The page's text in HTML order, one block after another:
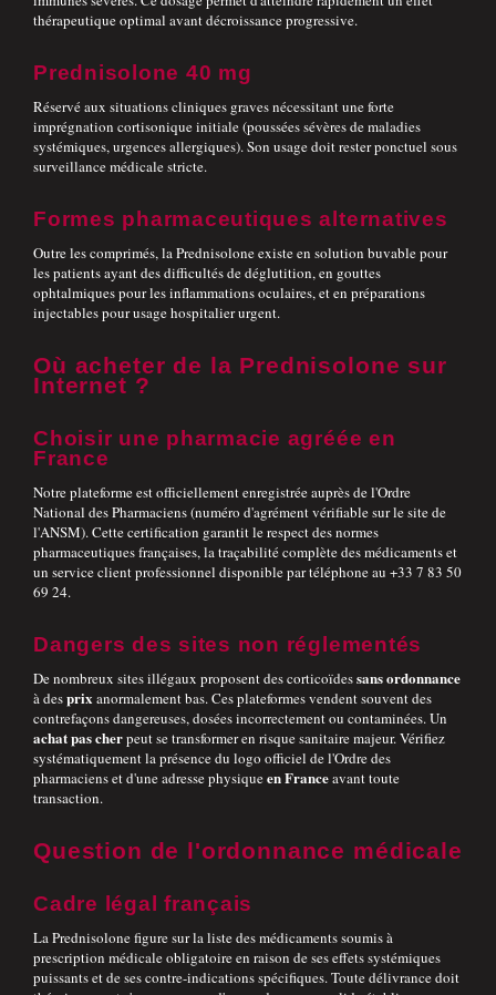
thérapeutique optimal avant décroissance progressive.
Prednisolone 40 mg
Réservé aux situations cliniques graves nécessitant une forte
imprégnation cortisonique initiale (poussées sévères de maladies
systémiques, urgences allergiques). Son usage doit rester ponctuel sous
surveillance médicale stricte.
Formes pharmaceutiques alternatives
Outre les comprimés, la Prednisolone existe en solution buvable pour
les patients ayant des difficultés de déglutition, en gouttes
ophtalmiques pour les inflammations oculaires, et en préparations
injectables pour usage hospitalier urgent.
Où acheter de la Prednisolone sur
Internet ?
Choisir une pharmacie agréée en
France
Notre plateforme est officiellement enregistrée auprès de l'Ordre
National des Pharmaciens (numéro d'agrément vérifiable sur le site de
l'ANSM). Cette certification garantit le respect des normes
pharmaceutiques françaises, la traçabilité complète des médicaments et
un service client professionnel disponible par téléphone au +33 7 83 50
69 24.
Dangers des sites non réglementés
De nombreux sites illégaux proposent des corticoïdessans ordonnance
à desprixanormalement bas. Ces plateformes vendent souvent des
contrefaçons dangereuses, dosées incorrectement ou contaminées. Un
achatpas cherpeut se transformer en risque sanitaire majeur. Vérifiez
systématiquement la présence du logo officiel de l'Ordre des
pharmaciens et d'une adresse physiqueen Franceavant toute
transaction.
Question de l'ordonnance médicale
Cadre légal français
La Prednisolone figure sur la liste des médicaments soumis à
prescription médicale obligatoire en raison de ses effets systémiques
puissants et de ses contre-indications spécifiques. Toute délivrance doit